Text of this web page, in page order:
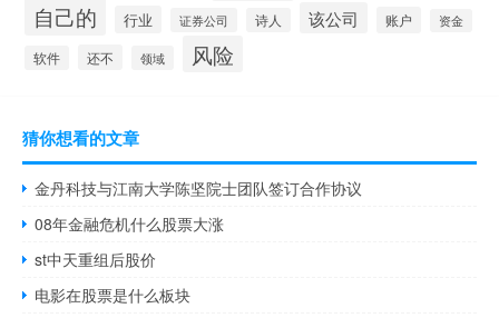
自己的 行业 证券公司 诗人 该公司 账户 资金
软件 还不 领域 风险
猜你想看的文章
金丹科技与江南大学陈坚院士团队签订合作协议
08年金融危机什么股票大涨
st中天重组后股价
电影在股票是什么板块